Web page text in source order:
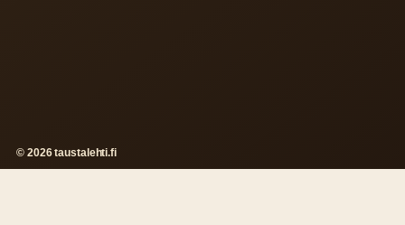
© 2026 taustalehti.fi